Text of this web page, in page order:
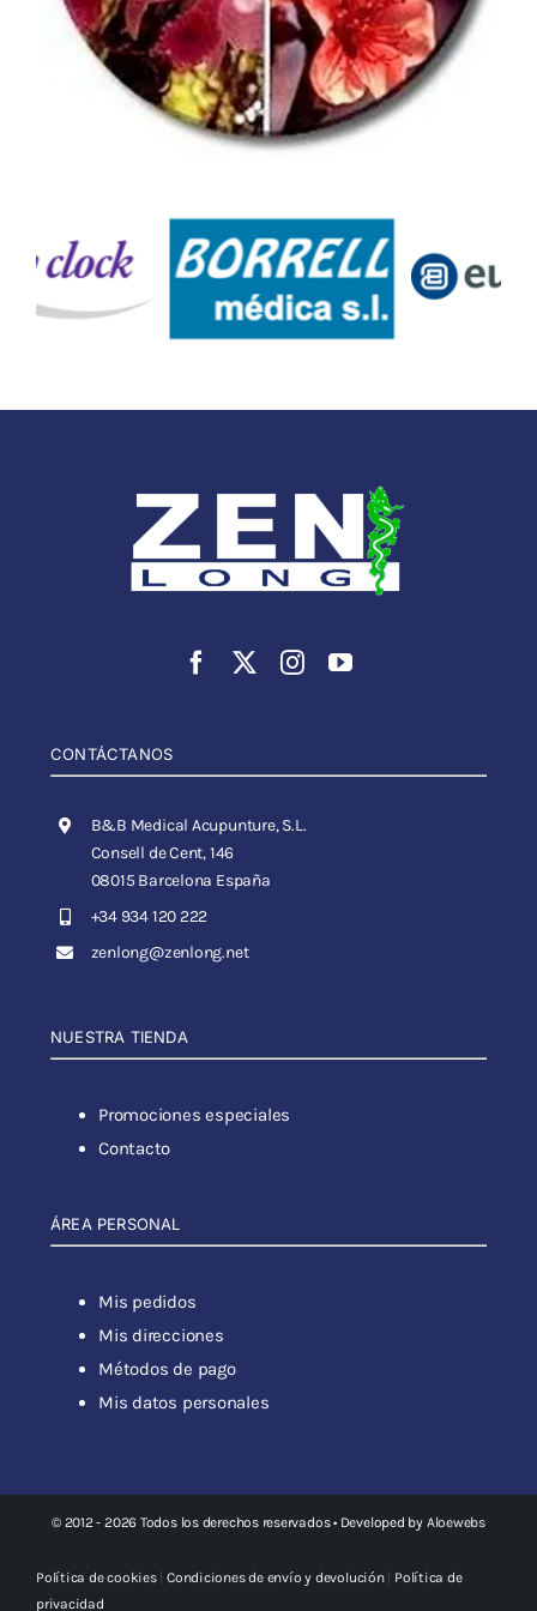
CONTÁCTANOS
B&B Medical Acupunture, S.L.
Consell de Cent, 146
08015 Barcelona España
+34 934 120 222
zenlong@zenlong.net
NUESTRA TIENDA
Promociones especiales
Contacto
ÁREA PERSONAL
Mis pedidos
Mis direcciones
Métodos de pago
Mis datos personales
© 2012 - 2026 Todos los derechos reservados • Developed by Aloewebs
Política de cookies|Condiciones de envío y devolución| Política de
privacidad